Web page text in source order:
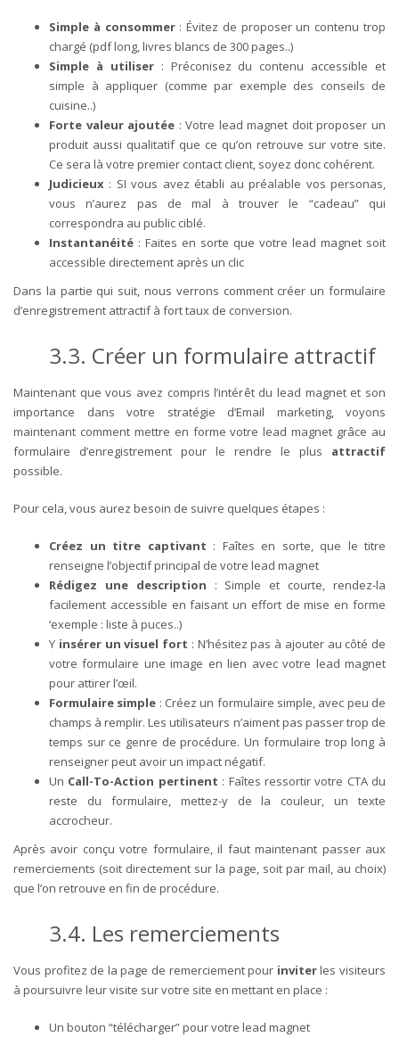
Simple à consommer: Évitez de proposer un contenu trop
chargé (pdf long, livres blancs de 300 pages..)
Simple à utiliser: Préconisez du contenu accessible et
simple à appliquer (comme par exemple des conseils de
cuisine..)
Forte valeur ajoutée : Votre lead magnet doit proposer un
produit aussi qualitatif que ce qu’on retrouve sur votre site.
Ce sera là votre premier contact client, soyez donc cohérent.
Judicieux : SI vous avez établi au préalable vos personas,
vous n’aurez pas de mal à trouver le “cadeau” qui
correspondra au public ciblé.
Instantanéité : Faites en sorte que votre lead magnet soit
accessible directement après un clic
Dans la partie qui suit, nous verrons comment créer un formulaire
d’enregistrement attractif à fort taux de conversion.
3.3. Créer un formulaire attractif
Maintenant que vous avez compris l’intérêt du lead magnet et son
importance dans votre stratégie d’Email marketing, voyons
maintenant comment mettre en forme votre lead magnet grâce au
formulaire d’enregistrement pour le rendre le plus attractif
possible.
Pour cela, vous aurez besoin de suivre quelques étapes :
Créez un titre captivant : Faîtes en sorte, que le titre
renseigne l’objectif principal de votre lead magnet
Rédigez une description : Simple et courte, rendez-la
facilement accessible en faisant un effort de mise en forme
‘exemple : liste à puces..)
Y insérer un visuel fort : N’hésitez pas à ajouter au côté de
votre formulaire une image en lien avec votre lead magnet
pour attirer l’œil.
Formulaire simple : Créez un formulaire simple, avec peu de
champs à remplir. Les utilisateurs n’aiment pas passer trop de
temps sur ce genre de procédure. Un formulaire trop long à
renseigner peut avoir un impact négatif.
Un Call-To-Action pertinent : Faîtes ressortir votre CTA du
reste du formulaire, mettez-y de la couleur, un texte
accrocheur.
Après avoir conçu votre formulaire, il faut maintenant passer aux
remerciements (soit directement sur la page, soit par mail, au choix)
que l’on retrouve en fin de procédure.
3.4. Les remerciements
Vous profitez de la page de remerciement pour inviterles visiteurs
à poursuivre leur visite sur votre site en mettant en place :
Un bouton “télécharger” pour votre lead magnet